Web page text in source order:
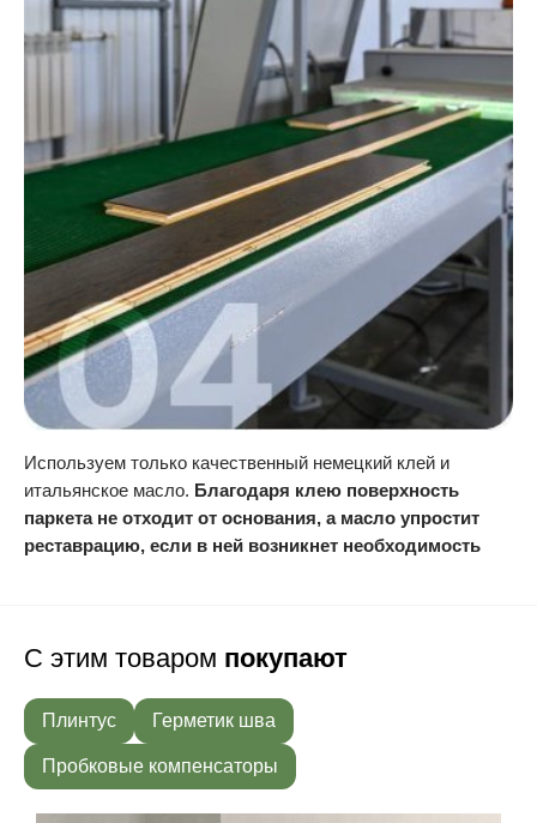
Используем только качественный немецкий клей и
итальянское масло. Благодаря клею поверхность
паркета не отходит от основания, а масло упростит
реставрацию, если в ней возникнет необходимость
С этим товаром покупают
Плинтус Герметик шва
Пробковые компенсаторы